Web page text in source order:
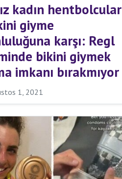
kadın hentbolcular
giyme
karşı: Regl
bikini giymek
imkanı bırakmıyor
1, 2021